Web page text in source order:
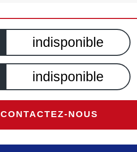
indisponible
indisponible
CONTACTEZ-NOUS